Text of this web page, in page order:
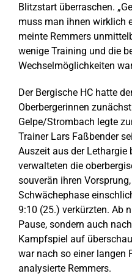
Blitzstart überraschen.
muss man ihnen wirklich
meinte Remmers
wenige Training und die
Wechselmöglichkeiten
Der Bergische HC hatte
Oberbergerinnen
Gelpe/Strombach legte
Trainer Lars Faßbender
Auszeit aus der Lethargie
verwalteten die
souverän ihren
Schwächephase
9:10 (25.) verkürzten. Ab
Pause, sondern auch
Kampfspiel auf
war nach so einer langen
analysierte Remmers.